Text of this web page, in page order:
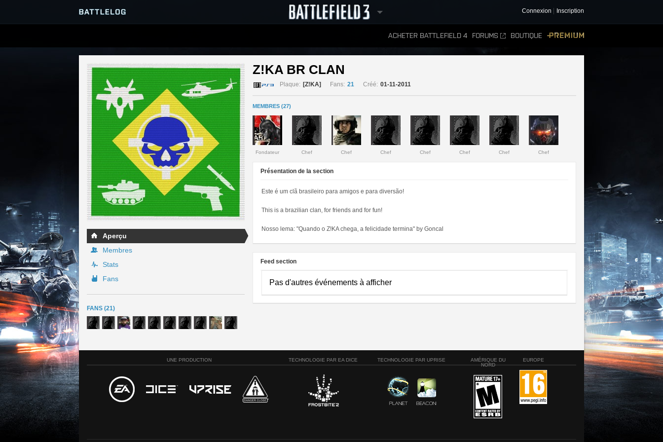
Connexion Inscription
ACHETER BATTLEFIELD 4 FORUMS BOUTIQUE
SERVEURS
PARTIES
CLASSEMENTS
Aperçu
Membres
Stats
Fans
FANS (21)
Z!KA BR CLAN
Plaque: [Z!KA] Fans: 21 Créé: 01-11-2011
MEMBRES (27)
Fondateur Chef Chef Chef Chef Chef Chef Chef
Présentation de la section
Este é um clã brasileiro para amigos e para diversão!
This is a brazilian clan, for friends and for fun!
Nosso lema: "Quando o Z!KA chega, a felicidade termina" by Goncal
Feed section
Pas d'autres événements à afficher
UNE PRODUCTION TECHNOLOGIE PAR EA DICE TECHNOLOGIE PAR UPRISE
AMÉRIQUE DU
NORD
EUROPE